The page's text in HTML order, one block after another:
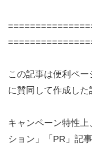
この記事は便利ペ
に賛同して作成 した
キャンペーン特性
ション」「 PR」記